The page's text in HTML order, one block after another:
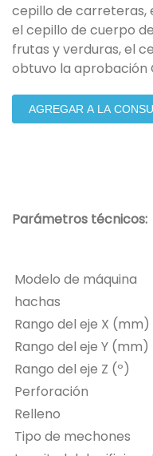
cepillo de carreteras,
el cepillo de cuerpo
frutas y verduras, el
obtuvo la aprobación
AGREGAR A LA
Parámetros técnicos:
Modelo de máquina
hachas
Rango del eje X (mm)
Rango del eje Y (mm)
Rango del eje Z (º)
Perforación
Relleno
Tipo de mechones